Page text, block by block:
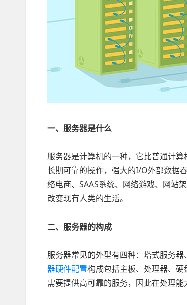
一、服务器是什么
服务器是计算机的一种，它比普通计
长期可靠的操作，强大的I/O外部数据
络电商、SAAS系统、网络游戏、网站
改变现有人类的生活。
二、服务器的构成
服务器常见的外型有四种：塔式服务器
器硬件配置构成包括主板、处理器、
需要提供高可靠的服务，因此在处理